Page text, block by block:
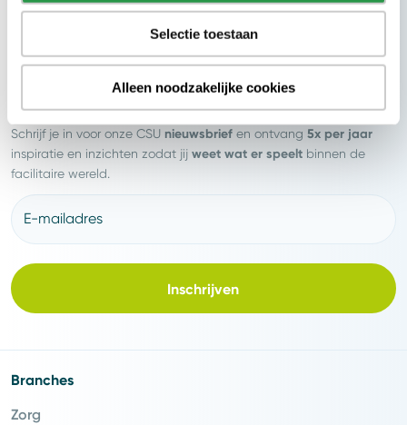
Selectie toestaan
Alleen noodzakelijke cookies
Nieuwsbrief
Schrijf je in voor onze CSU nieuwsbrief en ontvang 5x per jaar
inspiratie en inzichten zodat jij weet wat er speelt binnen de
facilitaire wereld.
E-mailadres
Inschrijven
Branches
Zorg